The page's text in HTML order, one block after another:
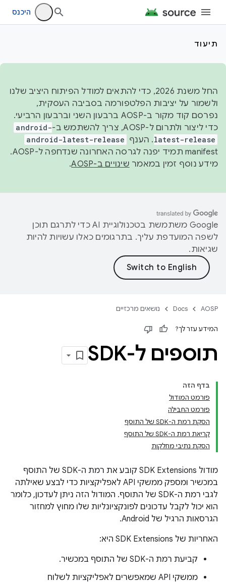
היכנס
תיעוד
החל משנת 2026, כדי להתאים למודל הפיתוח היציב שלנו
ולשמור על יציבות הפלטפורמה בסביבה העסקית,
נפרסם קוד מקור ב-AOSP ברבעון השני וברבעון הרביעי.
כדי ליצור ולתרום ל-AOSP, צריך להשתמש ב-
android-
latest-release. הענף android-latest-release
manifest תמיד יפנה לגרסה האחרונה שנדחפה ל-AOSP.
מידע נוסף זמין במאמר שינויים ב-AOSP .
‫Google משתמשת בטכנולוגיית AI כדי לתרגם תוכן
לשפה המועדפת עליך. בתרגומים כאלו עשויות להיות
שגיאות.
AOSP
Docs נושאים מרכזיים
המידע עזר לך?
תוספים ל-SDK
בדף הזה
פורמט המודול
פורמט החבילה
הסקת רמת ה-SDK של התוסף
קריאת רמת ה-SDK של התוסף
הסקת נתיבי מחלקות
מודול SDK Extensions קובע את רמת ה-SDK של התוסף
במכשיר ומספק ממשקי API לאפליקציות כדי לבצע שאילתה
לגבי רמת ה-SDK של התוסף. המודול הזה ניתן לעדכון, כלומר
הוא יכול לקבל עדכונים לפונקציונליות שלו מחוץ למחזור
הגרסאות הרגיל של Android.
האחריות של SDK Extensions היא:
קביעת רמת ה-SDK של התוסף במכשיר.
ממשקי API שמאפשרים לאפליקציות לשלוח